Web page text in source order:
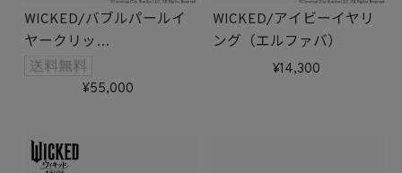
WICKED/バブルパールイ
ヤークリッ
プ/Silver925（グリンダ）
55,000
WICKED/アイビーイヤリ
ング（エルファバ）
14,300